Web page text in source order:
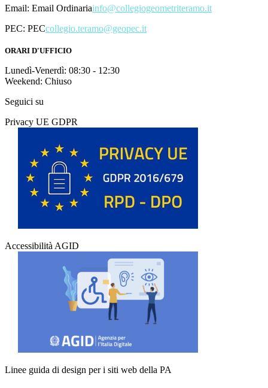
Email: Email Ordinariainfo@collegiogeometriteramo.it
PEC: PECcollegio.teramo@geopec.it
ORARI D'UFFICIO
Lunedì-Venerdì: 08:30 - 12:30
Weekend: Chiuso
Seguici su
Privacy UE GDPR
Accessibilità AGID
Linee guida di design per i siti web della PA